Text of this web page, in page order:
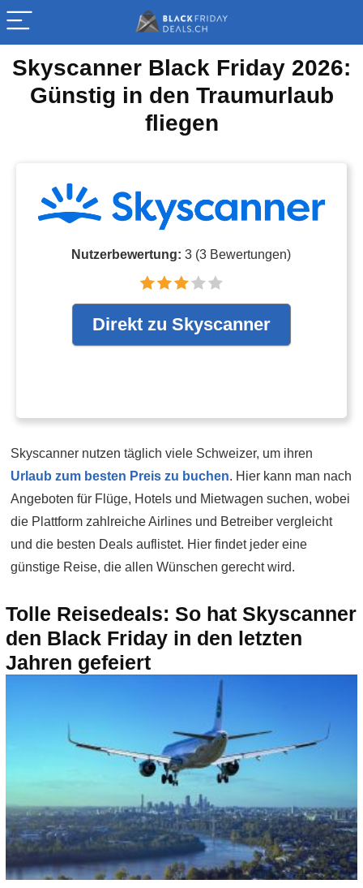
Skyscanner Black Friday 2026:
Günstig in den Traumurlaub
fliegen
Nutzerbewertung:3 (3 Bewertungen)
Direkt zu Skyscanner
Skyscanner nutzen täglich viele Schweizer, um ihren
Urlaub zum besten Preis zu buchen. Hier kann man nach
Angeboten für Flüge, Hotels und Mietwagen suchen, wobei
die Plattform zahlreiche Airlines und Betreiber vergleicht
und die besten Deals auflistet. Hier findet jeder eine
günstige Reise, die allen Wünschen gerecht wird.
Tolle Reisedeals: So hat Skyscanner
den Black Friday in den letzten
Jahren gefeiert